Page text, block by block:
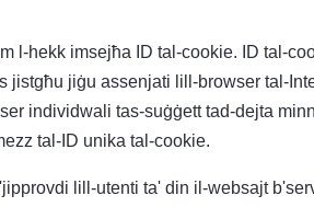
l-hekk imsejħa ID tal-cookie. ID tal-
jiġu assenjati lill-browser tal-
individwali tas-suġġett tad-dejta
tal-ID unika tal-cookie.
lill-utenti ta' din il-websajt